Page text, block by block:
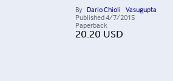
By Dario Chioli Vasugupta
Published4/7/2015
Paperback
20.20 USD